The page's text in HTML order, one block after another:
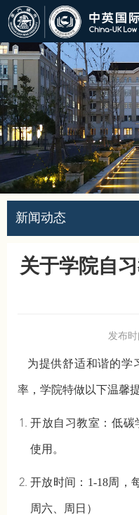
新闻动态
关于学院自
发布时
为提供舒适和谐的学
率，学院特做以下温馨
开放自习教室：低碳
使用。
开放时间： 1-18周，
周六、周日）